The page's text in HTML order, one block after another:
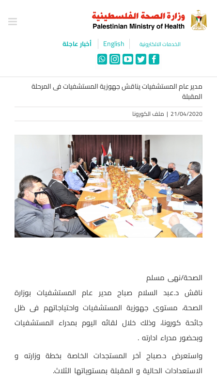
content
الخدمات الالكترونية English أخبار عاجلة
Facebook
Twitter
YouTube
Instagram
WhatsApp
مدير عام المستشفيات يناقش جهوزية المستشفيات فى المرحلة
المقبلة
21/04/2020
| ملف الكورونا
الصحة/نهى مسلم
ناقش د.عبد السلام صباح مدير عام المستشفيات بوزارة
الصحة، مستوى جهوزية المستشفيات واحتياجاتهم فى ظل
جائحة كورونا، وذلك خلال لقائه اليوم بمدراء المستشفيات
وبحضور مدراء ادارته .
واستعرض د.صباح آخر المستجدات الخاصة بخطة وزارته و
الاستعدادات الحالية و المقبلة بمستوياتها الثلاث.